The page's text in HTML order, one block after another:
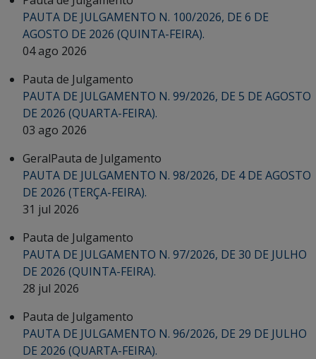
PAUTA DE JULGAMENTO N. 100/2026, DE 6 DE
AGOSTO DE 2026 (QUINTA-FEIRA).
04 ago 2026
Pauta de Julgamento
PAUTA DE JULGAMENTO N. 99/2026, DE 5 DE AGOSTO
DE 2026 (QUARTA-FEIRA).
03 ago 2026
GeralPauta de Julgamento
PAUTA DE JULGAMENTO N. 98/2026, DE 4 DE AGOSTO
DE 2026 (TERÇA-FEIRA).
31 jul 2026
Pauta de Julgamento
PAUTA DE JULGAMENTO N. 97/2026, DE 30 DE JULHO
DE 2026 (QUINTA-FEIRA).
28 jul 2026
Pauta de Julgamento
PAUTA DE JULGAMENTO N. 96/2026, DE 29 DE JULHO
DE 2026 (QUARTA-FEIRA).